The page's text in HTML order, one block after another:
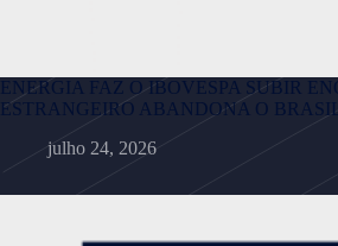
ENERGIA FAZ O IBOVESPA SUBIR
ESTRANGEIRO ABANDONA O
julho 24, 2026